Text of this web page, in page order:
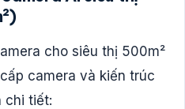
cho siêu thị 500m²
camera và kiến trúc
chi tiết: